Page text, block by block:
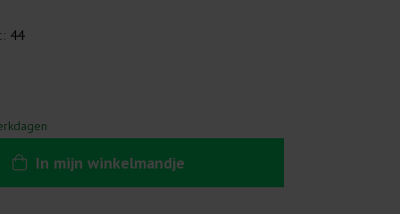
44
In mijn winkelmandje